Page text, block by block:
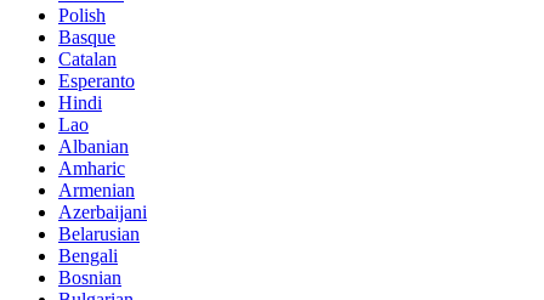
Polish
Basque
Catalan
Esperanto
Hindi
Lao
Albanian
Amharic
Armenian
Azerbaijani
Belarusian
Bengali
Bosnian